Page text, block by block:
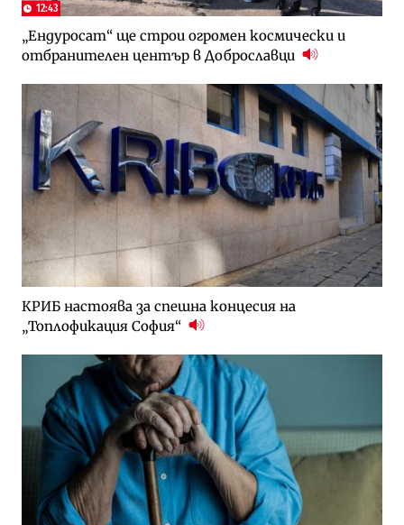
12:43
„Ендуросат“ ще строи огромен космически и
отбранителен център в Доброславци
КРИБ настоява за спешна концесия на
„Топлофикация София“